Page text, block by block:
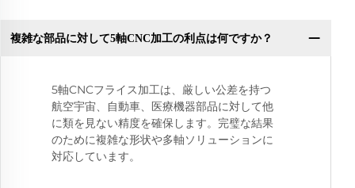
複雑な部品に対して5軸CNC加工の利点は何ですか？
5軸CNCフライス加工は、厳しい公差を持つ
航空宇宙、自動車、医療機器部品に対して他
に類を見ない精度を確保します。完璧な結果
のために複雑な形状や多軸ソリューションに
対応しています。